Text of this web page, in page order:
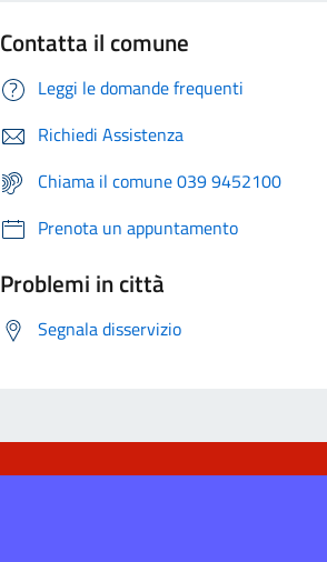
Contatta il comune
Leggi le domande frequenti
Richiedi Assistenza
Chiama il comune 039 9452100
Prenota un appuntamento
Problemi in città
Segnala disservizio